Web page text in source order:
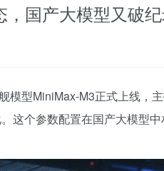
国产大模型又破
模型MiniMax-M3正式上线，
这个参数配置在国产大模型中